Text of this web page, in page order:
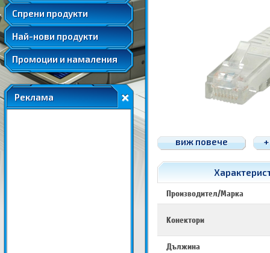
Спрени продукти
Удължени и допълнителни гаранции
Най-нови продукти
Промоции и намаления
Реклама
виж повече
Производител/Марка
Конектори
Дължина